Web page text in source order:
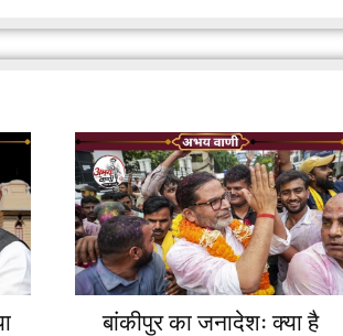
बांकीपुर का जनादेशः क्या है